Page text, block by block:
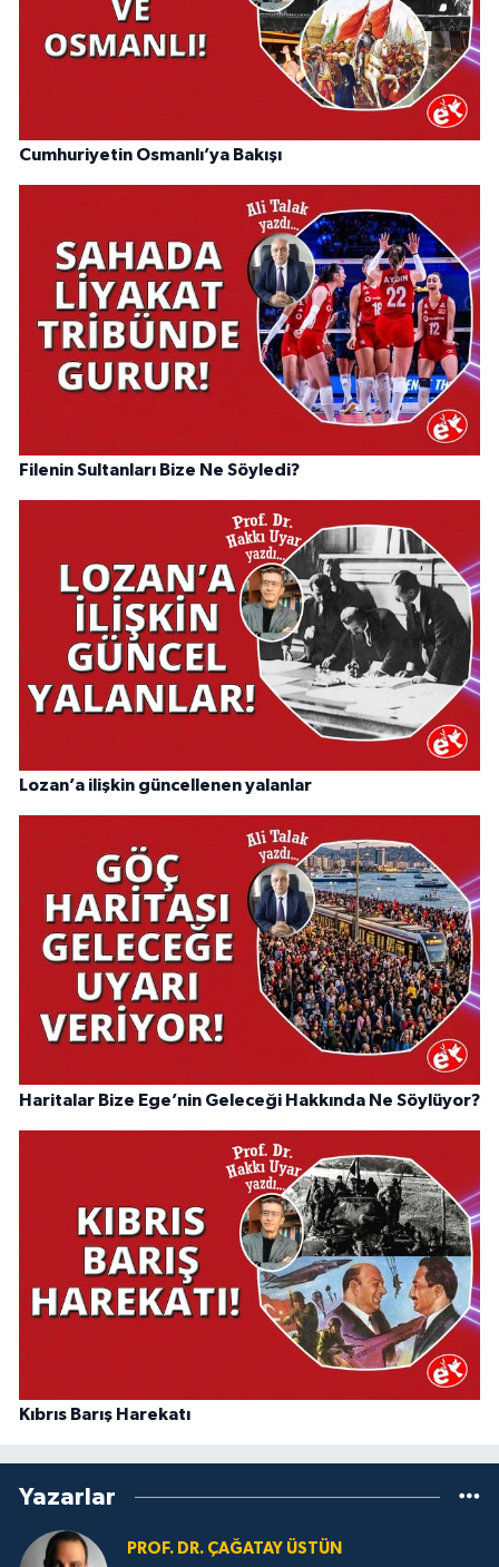
Cumhuriyetin Osmanlı’ya Bakışı
Filenin Sultanları Bize Ne Söyledi?
Lozan’a ilişkin güncellenen yalanlar
Haritalar Bize Ege’nin Geleceği Hakkında Ne Söylüyor?
Kıbrıs Barış Harekatı
Yazarlar
PROF. DR. ÇAĞATAY ÜSTÜN